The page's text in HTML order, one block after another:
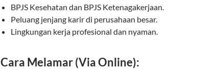
BPJS Kesehatan dan BPJS Ketenagakerjaan.
Peluang jenjang karir di perusahaan besar.
Lingkungan kerja profesional dan nyaman.
Cara Melamar (Via Online):